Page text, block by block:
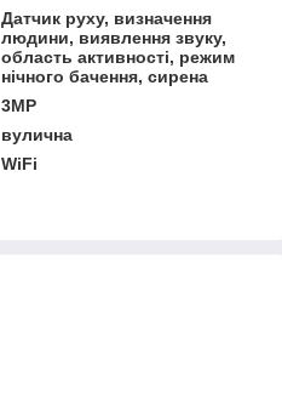
Датчик руху, визначення
людини, виявлення звуку,
область активності, режим
нічного бачення, сирена
3MP
вулична
WiFi